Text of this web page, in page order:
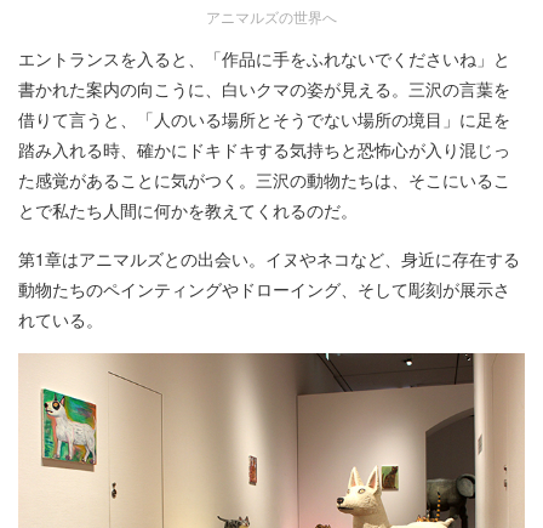
アニマルズの世界へ
エントランスを入ると、「作品に手をふれないでくださいね」と
書かれた案内の向こうに、白いクマの姿が見える。三沢の言葉を
借りて言うと、「人のいる場所とそうでない場所の境目」に足を
踏み入れる時、確かにドキドキする気持ちと恐怖心が入り混じっ
た感覚があることに気がつく。三沢の動物たちは、そこにいるこ
とで私たち人間に何かを教えてくれるのだ。
第1章はアニマルズとの出会い。イヌやネコなど、身近に存在する
動物たちのペインティングやドローイング、そして彫刻が展示さ
れている。